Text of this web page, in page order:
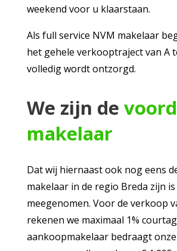
weekend voor u klaarstaan.
Als full service NVM makelaar
het gehele verkooptraject van A
volledig wordt ontzorgd.
We zijn de
makelaar
Dat wij hiernaast ook nog eens
makelaar in de regio Breda zijn
meegenomen. Voor de verkoop
rekenen we maximaal 1%
aankoopmakelaar bedraagt